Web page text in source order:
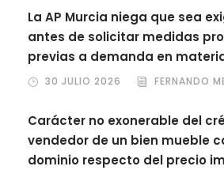
La AP Murcia niega que sea
antes de solicitar medidas
previas a demanda en
30 JULIO 2026 FERNANDO
Carácter no exonerable del
vendedor de un bien mueble
dominio respecto del precio